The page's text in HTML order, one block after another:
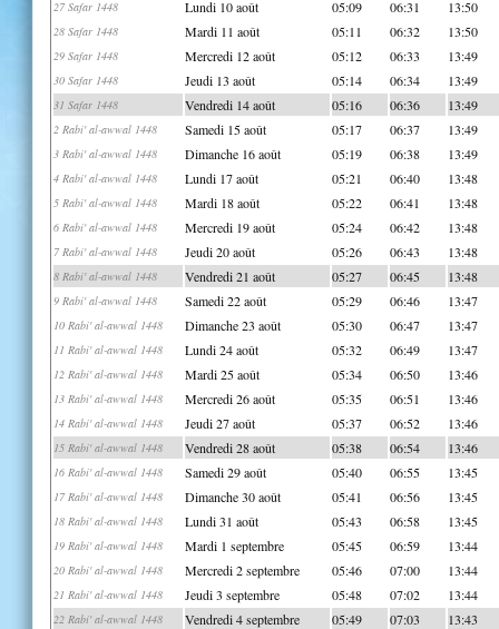
27 Safar 1448 Lundi 10 août 05:09 06:31 13:50
28 Safar 1448 Mardi 11 août 05:11 06:32 13:50
29 Safar 1448 Mercredi 12 août 05:12 06:33 13:49
30 Safar 1448 Jeudi 13 août 05:14 06:34 13:49
31 Safar 1448 Vendredi 14 août 05:16 06:36 13:49
2 Rabi' al-awwal 1448 Samedi 15 août 05:17 06:37 13:49
3 Rabi' al-awwal 1448 Dimanche 16 août 05:19 06:38 13:49
4 Rabi' al-awwal 1448 Lundi 17 août 05:21 06:40 13:48
5 Rabi' al-awwal 1448 Mardi 18 août 05:22 06:41 13:48
6 Rabi' al-awwal 1448 Mercredi 19 août 05:24 06:42 13:48
7 Rabi' al-awwal 1448 Jeudi 20 août 05:26 06:43 13:48
8 Rabi' al-awwal 1448 Vendredi 21 août 05:27 06:45 13:48
9 Rabi' al-awwal 1448 Samedi 22 août 05:29 06:46 13:47
10 Rabi' al-awwal 1448 Dimanche 23 août 05:30 06:47 13:47
11 Rabi' al-awwal 1448 Lundi 24 août 05:32 06:49 13:47
12 Rabi' al-awwal 1448 Mardi 25 août 05:34 06:50 13:46
13 Rabi' al-awwal 1448 Mercredi 26 août 05:35 06:51 13:46
14 Rabi' al-awwal 1448 Jeudi 27 août 05:37 06:52 13:46
15 Rabi' al-awwal 1448 Vendredi 28 août 05:38 06:54 13:46
16 Rabi' al-awwal 1448 Samedi 29 août 05:40 06:55 13:45
17 Rabi' al-awwal 1448 Dimanche 30 août 05:41 06:56 13:45
18 Rabi' al-awwal 1448 Lundi 31 août 05:43 06:58 13:45
19 Rabi' al-awwal 1448 Mardi 1 septembre 05:45 06:59 13:44
20 Rabi' al-awwal 1448 Mercredi 2 septembre 05:46 07:00 13:44
21 Rabi' al-awwal 1448 Jeudi 3 septembre 05:48 07:02 13:44
22 Rabi' al-awwal 1448 Vendredi 4 septembre 05:49 07:03 13:43